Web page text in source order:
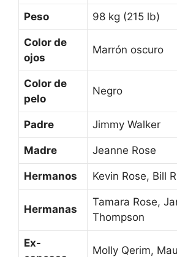
Peso 98 kg (215 lb)
Color de
ojos
Marrón oscuro
Color de
pelo
Negro
Padre Jimmy Walker
Madre Jeanne Rose
Hermanos Kevin Rose, Bill
Hermanas
Tamara Rose,
Thompson
Ex-
Molly Qerim,